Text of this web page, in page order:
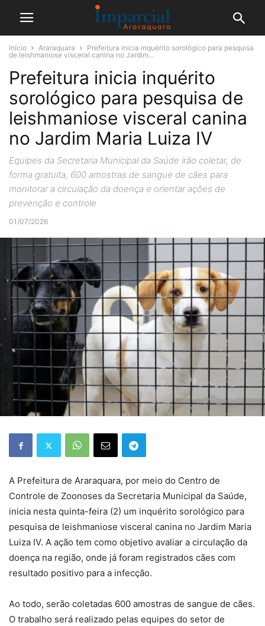
Início Araraquara
Prefeitura inicia inquérito sorológico para pesquisa
de leishmaniose visceral canina no Jardim...
Prefeitura inicia inquérito
sorológico para pesquisa de
leishmaniose visceral canina
no Jardim Maria Luiza IV
Equipes da Secretaria Municipal da Saúde irão coletar, de
forma gratuita, 600 amostras de sangue de cães para
monitorar a circulação da doença e orientar ações de
prevenção e controle
01/07/2026
A Prefeitura de Araraquara, por meio do Centro de
Controle de Zoonoses da Secretaria Municipal da Saúde,
inicia nesta quinta-feira (2) um inquérito sorológico para
pesquisa de leishmaniose visceral canina no Jardim Maria
Luiza IV. A ação tem como objetivo avaliar a circulação da
doença na região, onde já foram registrados cães com
resultado positivo para a infecção.
Ao todo, serão coletadas 600 amostras de sangue de cães.
O trabalho será realizado pelas equipes do setor de